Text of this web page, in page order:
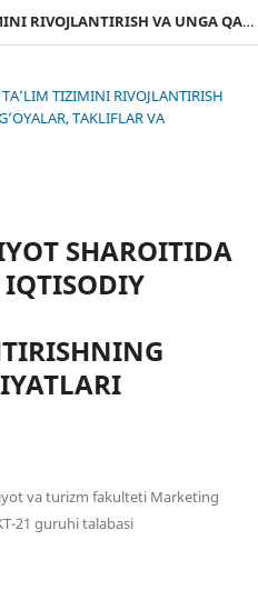
ZAMONAVIY TA’LIM TIZIMINI RIVOJLANTIRISH VA UNGA QARATILGAN KREATIV G’OYALAR, TAKLIFLAR VA YECHIMLAR
TIZIMINI RIVOJLANTIRISH
TAKLIFLAR VA
SHAROITIDA
va turizm fakulteti Marketing
21 guruhi talabasi